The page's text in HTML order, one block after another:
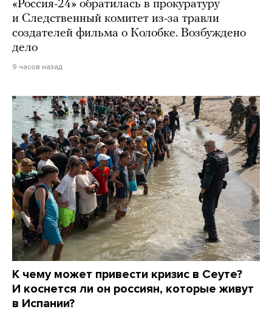
«Россия-24» обратилась в прокуратуру
и Следственный комитет из-за травли
создателей фильма о Колобке. Возбуждено
дело
9 часов назад
К чему может привести кризис в Сеуте?
И коснется ли он россиян, которые живут
в Испании?